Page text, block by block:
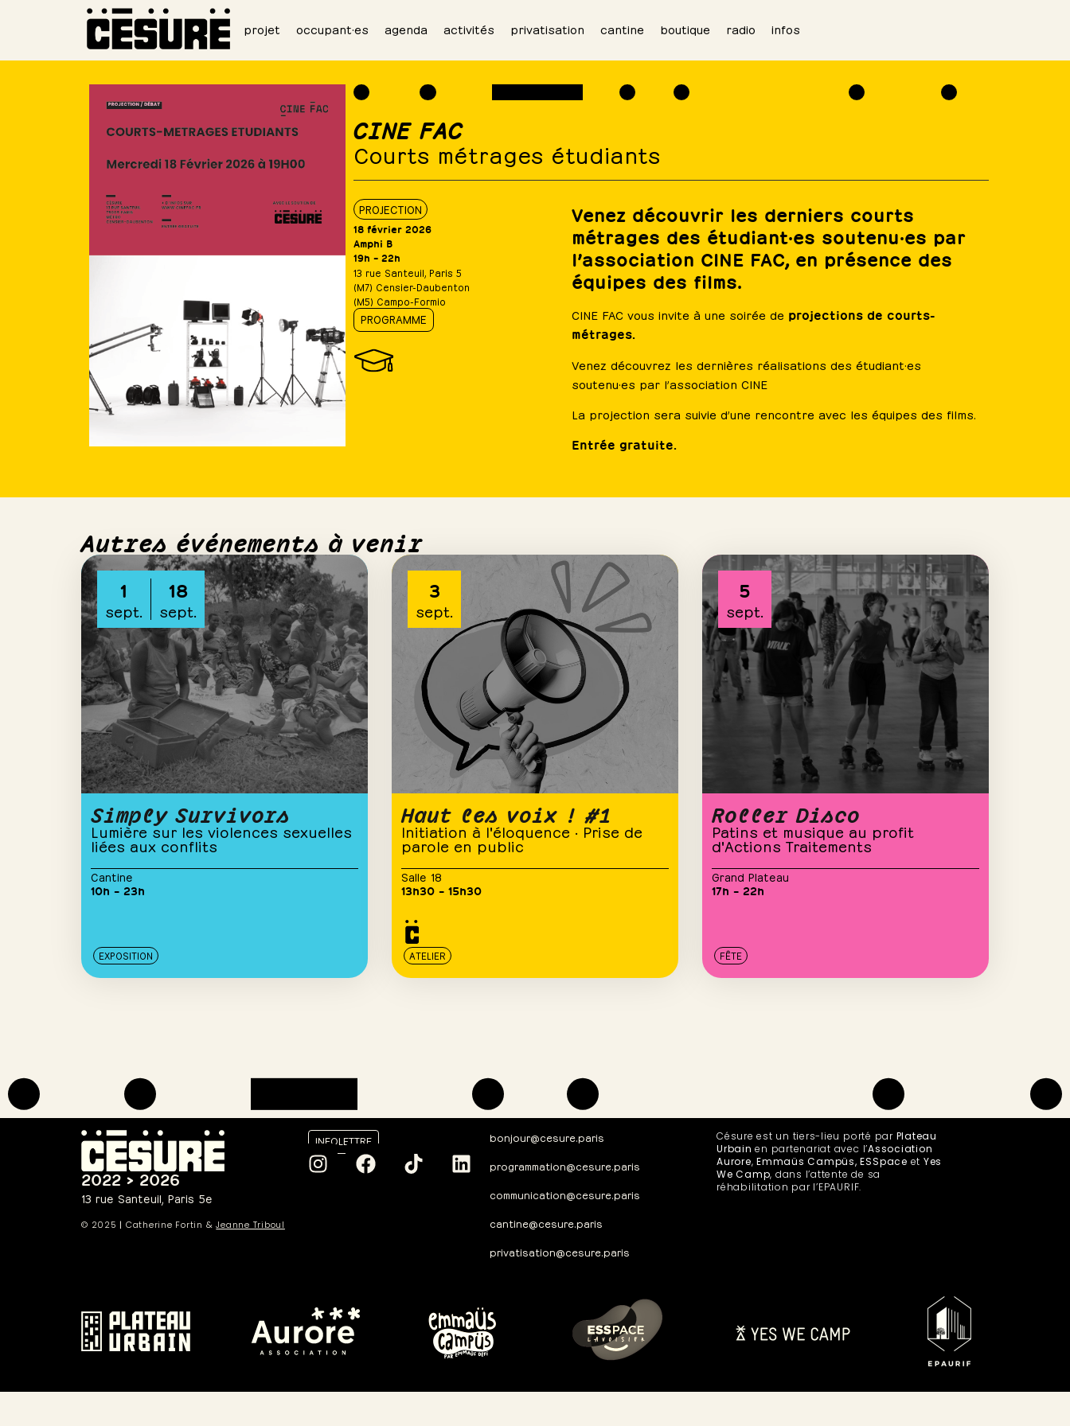
projet occupant·es agenda activités privatisation cantine boutique radio infos
CINE FAC
Courts métrages étudiants
PROJECTION
18 février 2026
Amphi B
19h – 22h
13 rue Santeuil, Paris 5
(M7) Censier-Daubenton
(M5) Campo-Formio
PROGRAMME
Venez découvrir les derniers courts
métrages des étudiant·es soutenu·es par
l’association CINE FAC, en présence des
équipes des films.
CINE FAC vous invite à une soirée de projections de courts-
métrages.
Venez découvrez les dernières réalisations des étudiant·es
soutenu·es par l’association CINE
La projection sera suivie d’une rencontre avec les équipes des films.
Entrée gratuite.
Autres événements à venir
1
sept.
18
sept.
Simply Survivors
Lumière sur les violences sexuelles
liées aux conflits
Cantine
10h – 23h
EXPOSITION
3
sept.
Haut les voix ! #1
Initiation à l'éloquence · Prise de
parole en public
Salle 18
13h30 – 15h30
ATELIER
5
sept.
Roller Disco
Patins et musique au profit
d'Actions Traitements
Grand Plateau
17h – 22h
FÊTE
2022 > 2026
13 rue Santeuil, Paris 5e
© 2025| Catherine Fortin &Jeanne Triboul
INFOLETTRE bonjour@cesure.paris
programmation@cesure.paris
communication@cesure.paris
cantine@cesure.paris
privatisation@cesure.paris
Césure est un tiers-lieu porté par Plateau
Urbain en partenariat avec l’Association
Aurore,Emmaüs Campüs, ESSpace et Yes
We Camp, dans l’attente de sa
réhabilitation par l’EPAURIF.